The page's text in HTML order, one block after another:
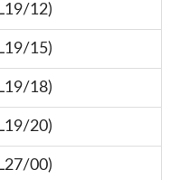
12)
15)
18)
20)
00)